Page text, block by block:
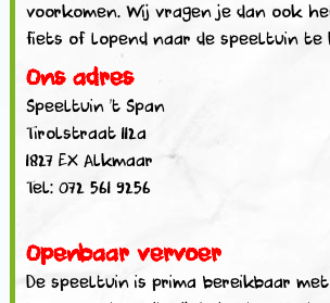
voorkomen. Wij vragen je dan ook
fiets of lopend naar de speeltuin te
Ons adres
Speeltuin ’t Span
Tirolstraat 112a
1827 EX Alkmaar
Tel: 072 561 9256
Openbaar vervoer
De speeltuin is prima bereikbaar met